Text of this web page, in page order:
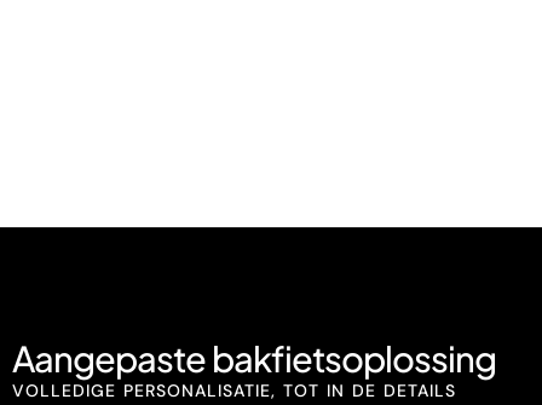
Aangepaste bakfietsoplossing
VOLLEDIGE PERSONALISATIE, TOT IN DE DETAILS